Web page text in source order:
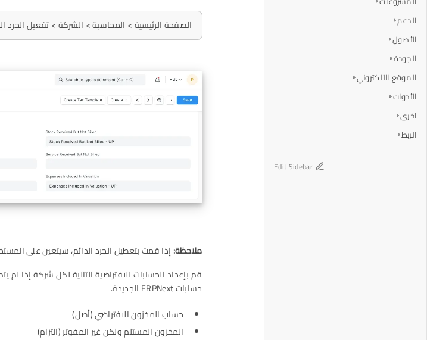
الدعم
الأصول
الجودة
الموقع الألكتروني
الأدوات
اخرى
الربط
Edit Sidebar
الصفحة الرئيسية > المحاسبة > الشركة > تفعيل الجرد
ملاحظة: إذا قمت بتعطيل الجرد الدائم، سيتعين على
قم بإعداد الحسابات الافتراضية التالية لكل شركة إذا
حسابات ERPNext الجديدة.
حساب المخزون الافتراضي (أصل)
المخزون المستلم ولكن غير المفوتر (التزام)